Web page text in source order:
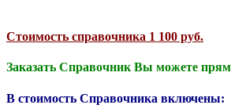
Стоимость справочника 1 100 руб.
Заказать Справочник Вы можете
В стоимость Справочника включены: